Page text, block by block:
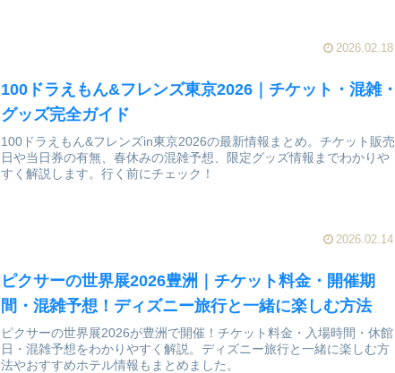
2026.02.18
100ドラえもん&フレンズ東京2026｜チケット・混雑・
グッズ完全ガイド
100ドラえもん&フレンズin東京2026の最新情報まとめ。チケット販売
日や当日券の有無、春休みの混雑予想、限定グッズ情報までわかりや
すく解説します。行く前にチェック！
2026.02.14
ピクサーの世界展2026豊洲｜チケット料金・開催期
間・混雑予想！ディズニー旅行と一緒に楽しむ方法
ピクサーの世界展2026が豊洲で開催！チケット料金・入場時間・休館
日・混雑予想をわかりやすく解説。ディズニー旅行と一緒に楽しむ方
法やおすすめホテル情報もまとめました。